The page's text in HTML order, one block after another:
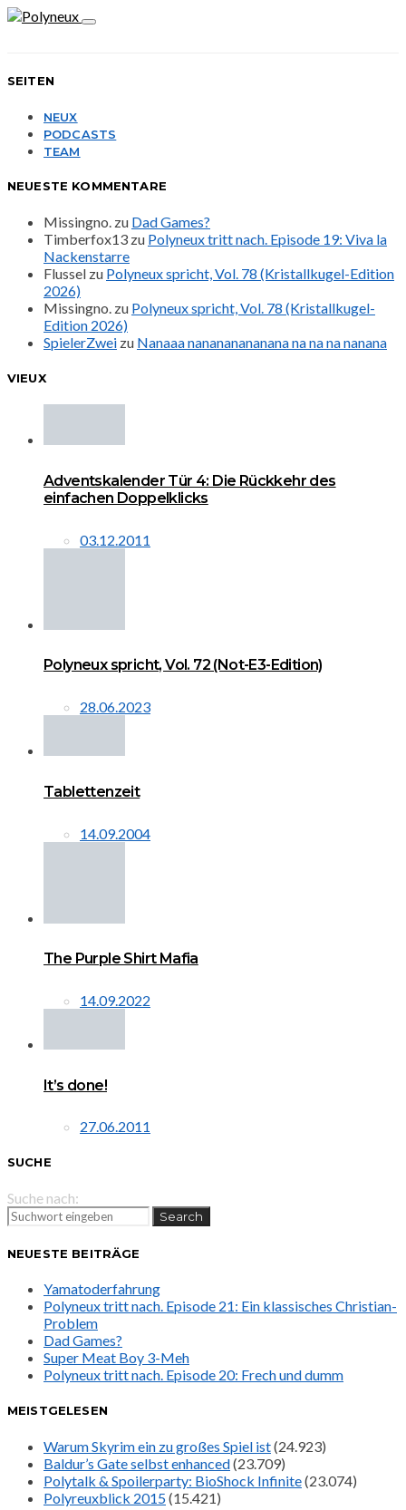
SEITEN
NEUX
PODCASTS
TEAM
NEUESTE KOMMENTARE
Missingno. zu Dad Games?
Timberfox13 zu Polyneux tritt nach. Episode 19: Viva la
Nackenstarre
Flussel zu Polyneux spricht, Vol. 78 (Kristallkugel-Edition
2026)
Missingno. zu Polyneux spricht, Vol. 78 (Kristallkugel-
Edition 2026)
SpielerZwei zu Nanaaa nanananananana na na na nanana
VIEUX
Adventskalender Tür 4: Die Rückkehr des
einfachen Doppelklicks
03.12.2011
Polyneux spricht, Vol. 72 (Not-E3-Edition)
28.06.2023
Tablettenzeit
14.09.2004
The Purple Shirt Mafia
14.09.2022
It’s done!
27.06.2011
SUCHE
Suche nach:
Search
NEUESTE BEITRÄGE
Yamatoderfahrung
Polyneux tritt nach. Episode 21: Ein klassisches Christian-
Problem
Dad Games?
Super Meat Boy 3-Meh
Polyneux tritt nach. Episode 20: Frech und dumm
MEISTGELESEN
Warum Skyrim ein zu großes Spiel ist(24.923)
Baldur’s Gate selbst enhanced(23.709)
Polytalk & Spoilerparty: BioShock Infinite(23.074)
Polyreuxblick 2015(15.421)